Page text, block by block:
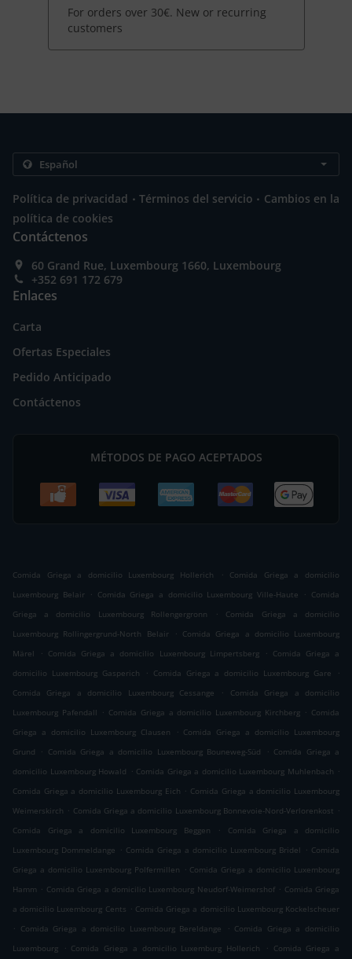
For orders over 30€. New or recurring
customers
Política de privacidad . Términos del servicio . Cambios en la
política de cookies
Contáctenos
60 Grand Rue, Luxembourg 1660, Luxembourg
+352 691 172 679
Enlaces
Carta
Ofertas Especiales
Pedido Anticipado
Contáctenos
MÉTODOS DE PAGO ACEPTADOS
Comida Griega a domicilio Luxembourg Hollerich .
Comida Griega a domicilio
Luxembourg Belair . Comida Griega a domicilio Luxembourg Ville-Haute . Comida
Griega a domicilio Luxembourg Rollengergronn
.
Comida Griega a domicilio
Luxembourg Rollingergrund-North Belair
. Comida Griega a domicilio Luxembourg
Märel
. Comida Griega a domicilio Luxembourg Limpertsberg . Comida Griega a
domicilio Luxembourg Gasperich
. Comida Griega a domicilio Luxembourg Gare
.
Comida Griega a domicilio Luxembourg Cessange
.
Comida Griega a domicilio
Luxembourg Pafendall . Comida Griega a domicilio Luxembourg Kirchberg . Comida
Griega a domicilio Luxembourg Clausen
. Comida Griega a domicilio Luxembourg
Grund
. Comida Griega a domicilio Luxembourg Bouneweg-Süd . Comida Griega a
domicilio Luxembourg Howald . Comida Griega a domicilio Luxembourg Muhlenbach .
Comida Griega a domicilio Luxembourg Eich . Comida Griega a domicilio Luxembourg
Weimerskirch . Comida Griega a domicilio Luxembourg Bonnevoie-Nord-Verlorenkost .
Comida Griega a domicilio Luxembourg Beggen
.
Comida Griega a domicilio
Luxembourg Dommeldange . Comida Griega a domicilio Luxembourg Bridel . Comida
Griega a domicilio Luxembourg Polfermillen . Comida Griega a domicilio Luxembourg
Hamm . Comida Griega a domicilio Luxembourg Neudorf-Weimershof . Comida Griega
a domicilio Luxembourg Cents . Comida Griega a domicilio Luxembourg Kockelscheuer
. Comida Griega a domicilio Luxembourg Bereldange . Comida Griega a domicilio
Luxembourg
. Comida Griega a domicilio Luxemburg Hollerich . Comida Griega a